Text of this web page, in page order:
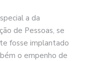
a da
de Pessoas, se
fosse implantado
o empenho de